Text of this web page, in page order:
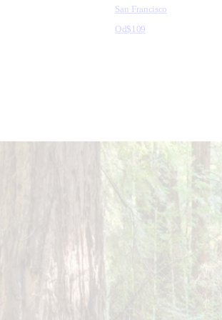
San Francisco
Od$109